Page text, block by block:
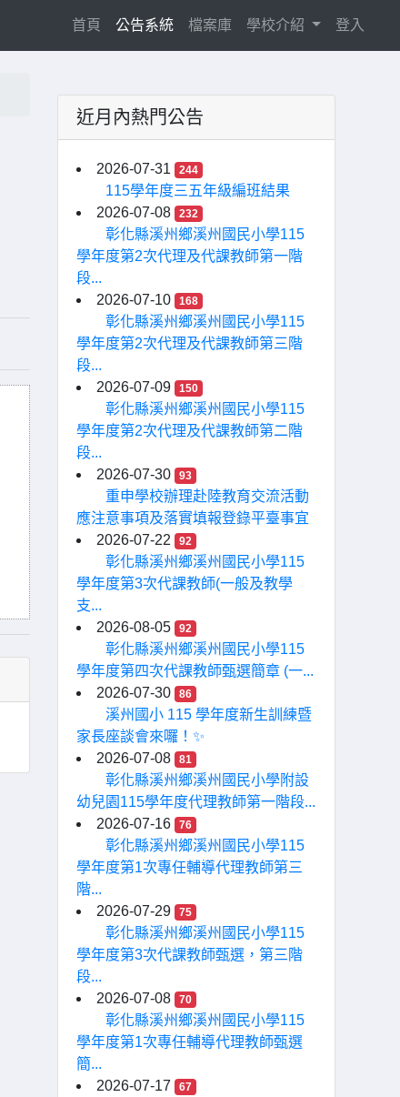
首頁 (current)
公告系統 檔案庫 學校介紹 登入
近月內熱門公告
2026-07-31 244
115學年度三五年級編班結果
2026-07-08
232
彰化縣溪州鄉溪州國民小學115
學年度第2次代理及代課教師第一階
段...
2026-07-10
168
彰化縣溪州鄉溪州國民小學115
學年度第2次代理及代課教師第三階
段...
2026-07-09
150
彰化縣溪州鄉溪州國民小學115
學年度第2次代理及代課教師第二階
段...
2026-07-30
93
重申學校辦理赴陸教育交流活動
應注意事項及落實填報登錄平臺事宜
2026-07-22
92
彰化縣溪州鄉溪州國民小學115
學年度第3次代課教師(一般及教學
支...
2026-08-05
92
彰化縣溪州鄉溪州國民小學115
學年度第四次代課教師甄選簡章 (一...
2026-07-30
86
溪州國小 115 學年度新生訓練暨
家長座談會來囉！✨
2026-07-08
81
彰化縣溪州鄉溪州國民小學附設
幼兒園115學年度代理教師第一階段...
2026-07-16
76
彰化縣溪州鄉溪州國民小學115
學年度第1次專任輔導代理教師第三
階...
2026-07-29
75
彰化縣溪州鄉溪州國民小學115
學年度第3次代課教師甄選，第三階
段...
2026-07-08
70
彰化縣溪州鄉溪州國民小學115
學年度第1次專任輔導代理教師甄選
簡...
2026-07-17
67